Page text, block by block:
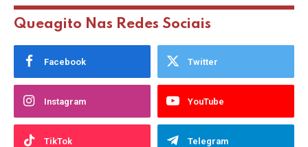
Queagito Nas Redes Sociais
Facebook Twitter
Instagram YouTube
TikTok Telegram